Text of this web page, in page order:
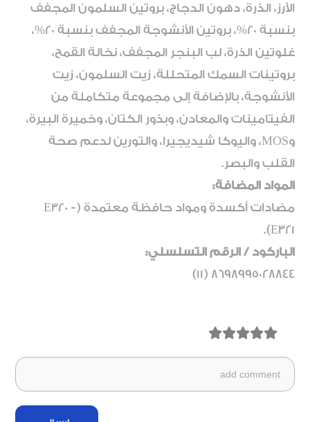
الأرز، الذرة، دهون الدجاج، بروتين السلمون المجفف
بنسبة 20%، بروتين الأنشوجة المجفف بنسبة 20%،
غلوتين الذرة، لب البنجر المجفف، نخالة القمح،
بروتينات السمك المتحللة، زيت السلمون، زيت
الأنشوجة، بالإضافة إلى مجموعة متكاملة من
الفيتامينات والمعادن، وبذور الكتان، وخميرة البيرة،
وMOS، واليوكا شيديجيرا، والتورين لدعم صحة
القلب والبصر.
المواد المضافة:
مضادات أكسدة ومواد حافظة معتمدة (E320 -
E321).
الباركود / الرقم التسلسلي:
8698995028844 (11)